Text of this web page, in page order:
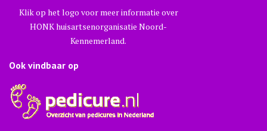
Klik op het logo voor meer informatie over
HONK huisartsenorganisatie Noord-
Kennemerland.
Ook vindbaar op